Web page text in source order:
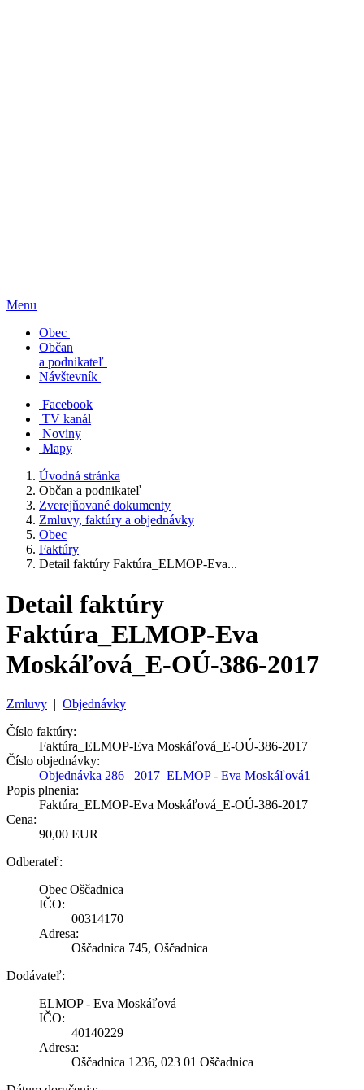
Menu
Obec
Občan
a podnikateľ
Návštevník
Facebook
TV kanál
Noviny
Mapy
Úvodná stránka
Občan a podnikateľ
Zverejňované dokumenty
Zmluvy, faktúry a objednávky
Obec
Faktúry
Detail faktúry Faktúra_ELMOP-Eva...
Detail faktúry
Faktúra_ELMOP-Eva
Moskáľová_E-OÚ-386-2017
Zmluvy | Objednávky
Číslo faktúry:
Faktúra_ELMOP-Eva Moskáľová_E-OÚ-386-2017
Číslo objednávky:
Objednávka 286_ 2017_ELMOP - Eva Moskáľová1
Popis plnenia:
Faktúra_ELMOP-Eva Moskáľová_E-OÚ-386-2017
Cena:
90,00 EUR
Odberateľ:
Obec Oščadnica
IČO:
00314170
Adresa:
Oščadnica 745, Oščadnica
Dodávateľ:
ELMOP - Eva Moskáľová
IČO:
40140229
Adresa:
Oščadnica 1236, 023 01 Oščadnica